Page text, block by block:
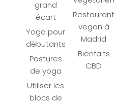
grand
écart
Yoga pour
débutants
Postures
de yoga
Utiliser les
blocs de
Restaurant
vegan à
Madrid
Bienfaits
CBD